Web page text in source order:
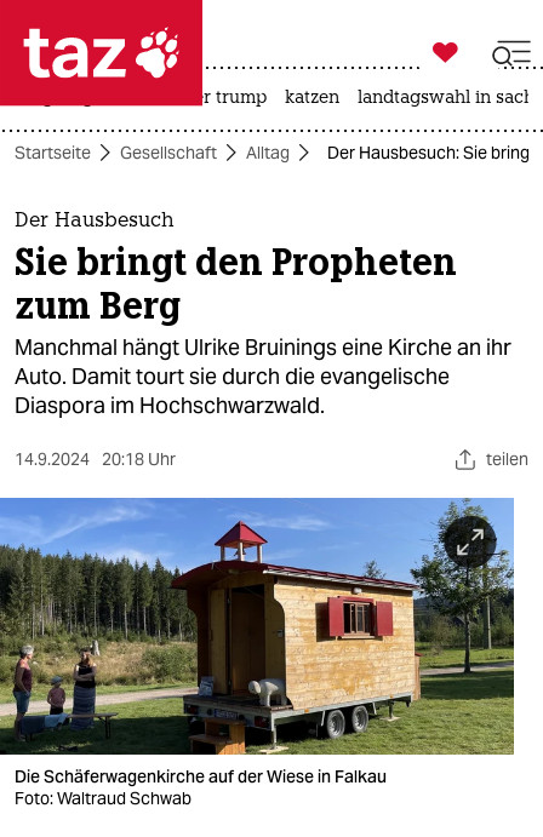
 taz zahl ich
taz zahl ich
themen
politik
öko
gesellschaft
sport
berlin
nord
wahrheit
verlag
verlag
veranstaltungen

taz zahl ich
usa unter trump katzen landtagswahl in
Startseite Gesellschaft Alltag Der Hausbesuch: Sie
Der Hausbesuch
Sie bringt den Propheten
zum Berg
Manchmal hängt Ulrike Bruinings eine Kirche an ihr
Auto. Damit tourt sie durch die evangelische
Diaspora im Hochschwarzwald.
14.9.2024 20:18 Uhr teilen
Die Schäferwagenkirche auf der Wiese in Falkau
Foto: Waltraud Schwab